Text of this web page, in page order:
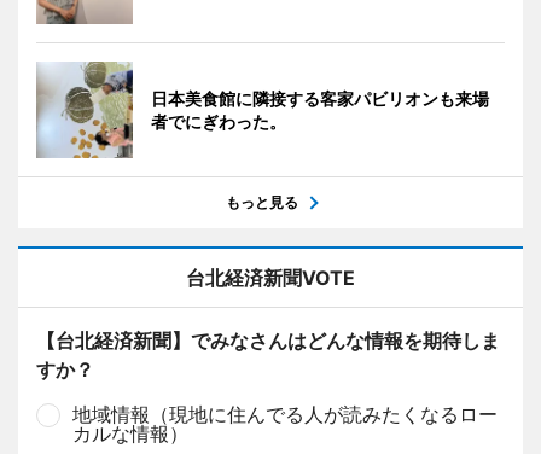
日本美食館に隣接する客家パビリオンも来場
者でにぎわった。
もっと見る
台北経済新聞VOTE
【台北経済新聞】でみなさんはどんな情報を期待しま
すか？
地域情報（現地に住んでる人が読みたくなるロー
カルな情報）